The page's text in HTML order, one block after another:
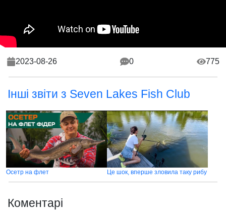
2023-08-26 0 775
Інші звіти з Seven Lakes Fish Club
Осетр на флет Це шок, вперше зловила таку рибу
Коментарі